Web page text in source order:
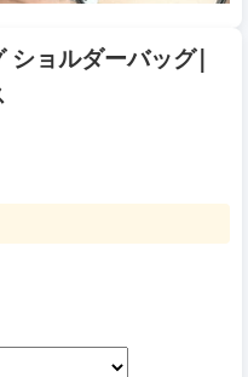
ショルダーバッグ|